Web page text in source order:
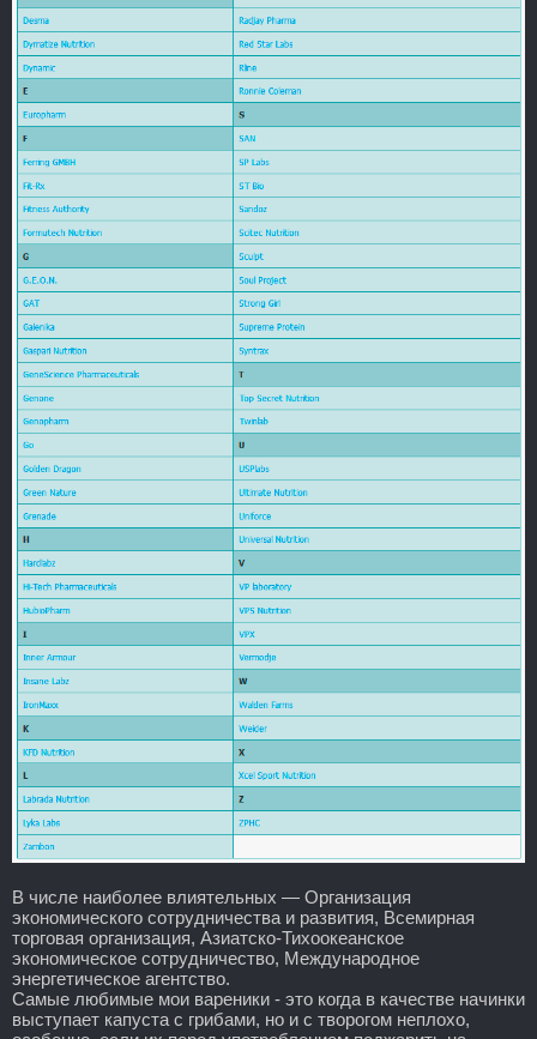
В числе наиболее влиятельных — Организация
экономического сотрудничества и развития, Всемирная
торговая организация, Азиатско-Тихоокеанское
экономическое сотрудничество, Международное
энергетическое агентство.
Самые любимые мои вареники - это когда в качестве начинки
выступает капуста с грибами, но и с творогом неплохо,